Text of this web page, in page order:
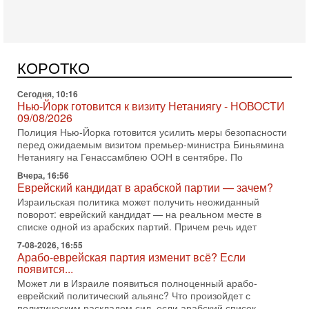
КОРОТКО
предстоящие выборы могут быть сфальсифицированы, их
проведение сорвано, а итоговые результаты
Сегодня, 10:16
Нью-Йорк готовится к визиту Нетаниягу - НОВОСТИ
09/08/2026
Полиция Нью-Йорка готовится усилить меры безопасности
перед ожидаемым визитом премьер-министра Биньямина
Нетаниягу на Генассамблею ООН в сентябре. По
Вчера, 16:56
Еврейский кандидат в арабской партии — зачем?
Израильская политика может получить неожиданный
поворот: еврейский кандидат — на реальном месте в
списке одной из арабских партий. Причем речь идет
7-08-2026, 16:55
Арабо-еврейская партия изменит всё? Если
появится...
Может ли в Израиле появиться полноценный арабо-
еврейский политический альянс? Что произойдет с